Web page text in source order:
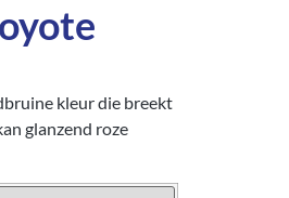
kleur die breekt
glanzend roze